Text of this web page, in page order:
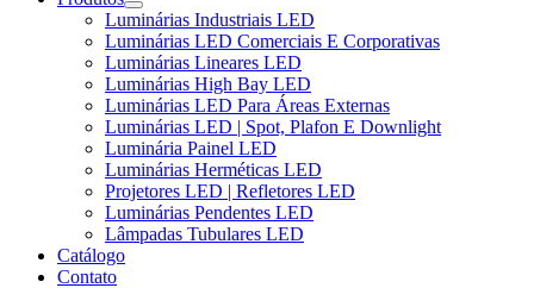
Luminárias Industriais LED
Luminárias LED Comerciais E Corporativas
Luminárias Lineares LED
Luminárias High Bay LED
Luminárias LED Para Áreas Externas
Luminárias LED | Spot, Plafon E Downlight
Luminária Painel LED
Luminárias Herméticas LED
Projetores LED | Refletores LED
Luminárias Pendentes LED
Lâmpadas Tubulares LED
Catálogo
Contato